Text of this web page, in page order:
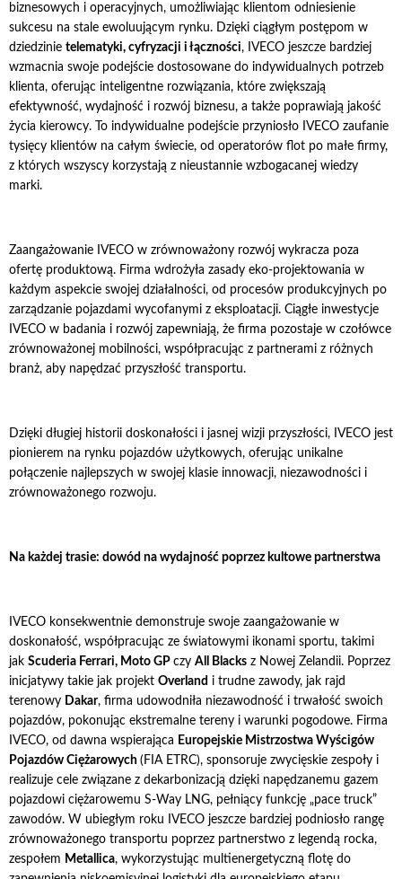
biznesowych i operacyjnych, umożliwiając klientom odniesienie
sukcesu na stale ewoluującym rynku. Dzięki ciągłym postępom w
dziedzinie telematyki, cyfryzacji i łączności, IVECO jeszcze bardziej
wzmacnia swoje podejście dostosowane do indywidualnych potrzeb
klienta, oferując inteligentne rozwiązania, które zwiększają
efektywność, wydajność i rozwój biznesu, a także poprawiają jakość
życia kierowcy. To indywidualne podejście przyniosło IVECO zaufanie
tysięcy klientów na całym świecie, od operatorów flot po małe firmy,
z których wszyscy korzystają z nieustannie wzbogacanej wiedzy
marki.
Zaangażowanie IVECO w zrównoważony rozwój wykracza poza
ofertę produktową. Firma wdrożyła zasady eko-projektowania w
każdym aspekcie swojej działalności, od procesów produkcyjnych po
zarządzanie pojazdami wycofanymi z eksploatacji. Ciągłe inwestycje
IVECO w badania i rozwój zapewniają, że firma pozostaje w czołówce
zrównoważonej mobilności, współpracując z partnerami z różnych
branż, aby napędzać przyszłość transportu.
Dzięki długiej historii doskonałości i jasnej wizji przyszłości, IVECO jest
pionierem na rynku pojazdów użytkowych, oferując unikalne
połączenie najlepszych w swojej klasie innowacji, niezawodności i
zrównoważonego rozwoju.
Na każdej trasie: dowód na wydajność poprzez kultowe partnerstwa
IVECO konsekwentnie demonstruje swoje zaangażowanie w
doskonałość, współpracując ze światowymi ikonami sportu, takimi
jak Scuderia Ferrari, Moto GP czy All Blacks z Nowej Zelandii. Poprzez
inicjatywy takie jak projekt Overland i trudne zawody, jak rajd
terenowy Dakar, firma udowodniła niezawodność i trwałość swoich
pojazdów, pokonując ekstremalne tereny i warunki pogodowe. Firma
IVECO, od dawna wspierająca Europejskie Mistrzostwa Wyścigów
Pojazdów Ciężarowych (FIA ETRC), sponsoruje zwycięskie zespoły i
realizuje cele związane z dekarbonizacją dzięki napędzanemu gazem
pojazdowi ciężarowemu S-Way LNG, pełniący funkcję „pace truck”
zawodów. W ubiegłym roku IVECO jeszcze bardziej podniosło rangę
zrównoważonego transportu poprzez partnerstwo z legendą rocka,
zespołem Metallica, wykorzystując multienergetyczną flotę do